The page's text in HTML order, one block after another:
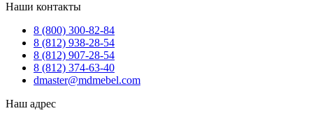
Наши контакты
8 (800) 300-82-84
8 (812) 938-28-54
8 (812) 907-28-54
8 (812) 374-63-40
dmaster@mdmebel.com
Наш адрес